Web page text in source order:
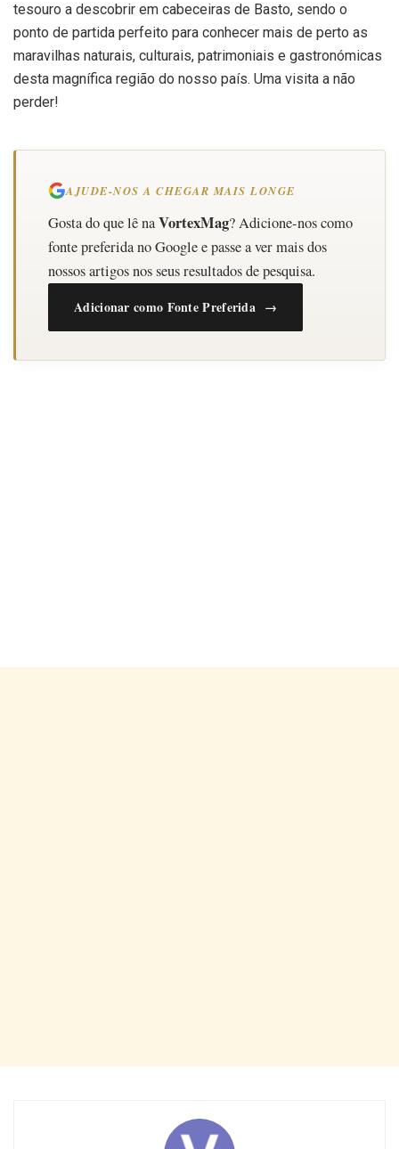
tesouro a descobrir em cabeceiras de Basto, sendo o
ponto de partida perfeito para conhecer mais de perto as
maravilhas naturais, culturais, patrimoniais e gastronómicas
desta magnífica região do nosso país. Uma visita a não
perder!
AJUDE-NOS A CHEGAR MAIS LONGE
Gosta do que lê naVortexMag? Adicione-nos como
fonte preferida no Google e passe a ver mais dos
nossos artigos nos seus resultados de pesquisa.
Adicionar como Fonte Preferida →